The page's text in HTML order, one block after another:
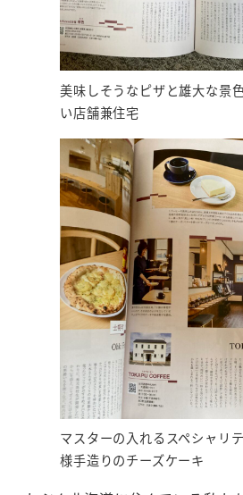
美味しそうなピザと雄大な景
い店舗兼住宅
マスターの入れるスペシャリ
様手造りのチーズケーキ